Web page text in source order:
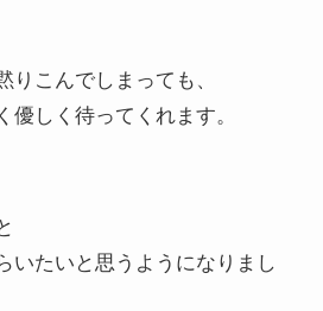
りこんでしまっても、
優しく待ってくれます。
いたいと思うようになりまし